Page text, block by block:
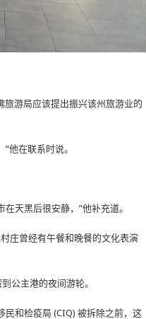
旅游局应该提出振兴该州旅游业的
他在联系时说。
天黑后很安静，”他补充道。
庄曾经有午餐和晚餐的文化表演
公主港的夜间游轮。
民和检疫局 (CIQ) 被拆除之前，这